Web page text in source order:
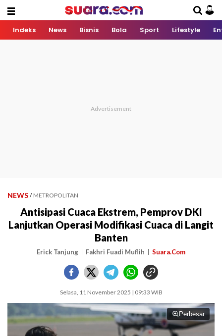
Indeks News Bisnis Bola Sport Lifestyle
NEWS / METROPOLITAN
Antisipasi Cuaca Ekstrem, Pemprov DKI
Lanjutkan Operasi Modifikasi Cuaca di Langit
Banten
Erick Tanjung Fakhri Fuadi Muflih Suara.Com
Selasa, 11 November 2025 | 09:33 WIB
Perbesar